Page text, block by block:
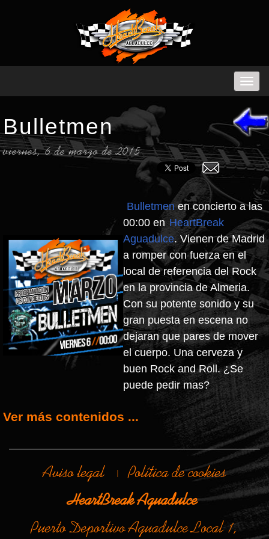
Bulletmen
viernes, 6 de marzo de 2015
Bulletmenen concierto a las
00:00 en HeartBreak
Aguadulce. Vienen de Madrid
a romper con fuerza en el
local de referencia del Rock
en la provincia de Almeria.
Con su potente sonido y su
gran puesta en escena no
dejaran que pares de mover
el cuerpo. Una cerveza y
buen Rock and Roll. ¿Se
puede pedir mas?
Ver más contenidos ...
Aviso legal |Política de cookies
HeartBreak Aguadulce
Puerto Deportivo Aguadulce Local 1,